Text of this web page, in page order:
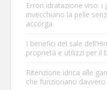
Errori idratazione viso: i
invecchiano la pelle
accorga
I benefici del sale
proprietà e utilizzi per il
Ritenzione idrica alle
che funzionano